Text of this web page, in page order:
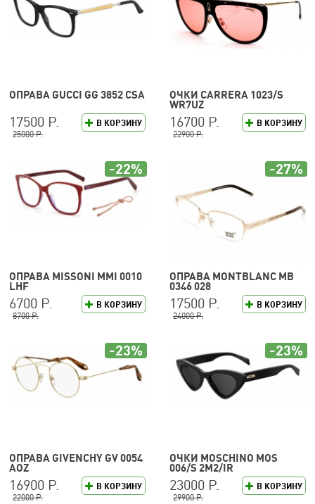
ОПРАВА GUCCI GG 3852 CSA
В КОРЗИНУ
17500 Р.
25000 Р.
ОЧКИ CARRERA 1023/S
WR7UZ
В КОРЗИНУ
16700 Р.
22900 Р.
ОПРАВА MISSONI MMI 0010
LHF
В КОРЗИНУ
6700 Р.
8700 Р.
-22%
ОПРАВА MONTBLANC MB
0346 028
В КОРЗИНУ
17500 Р.
24000 Р.
-27%
ОПРАВА GIVENCHY GV 0054
AOZ
В КОРЗИНУ
16900 Р.
22000 Р.
-23%
ОЧКИ MOSCHINO MOS
006/S 2M2/IR
В КОРЗИНУ
23000 Р.
29900 Р.
-23%